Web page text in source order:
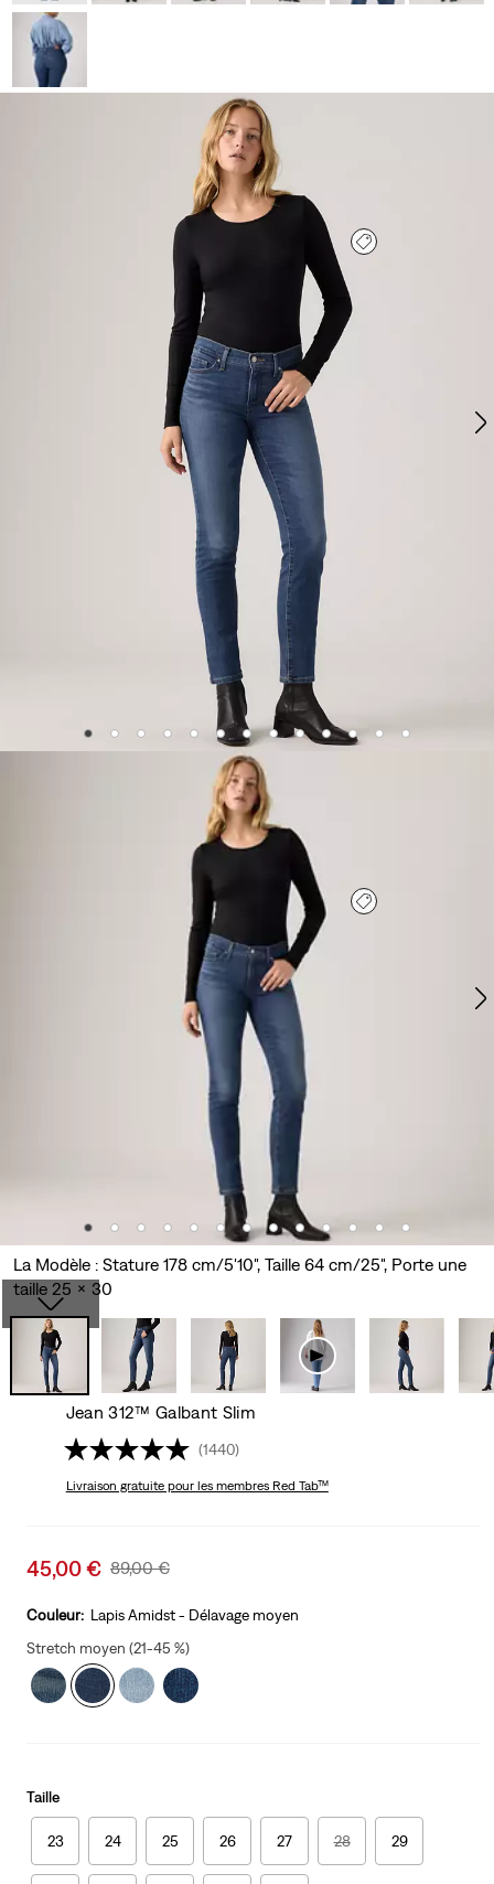
La Modèle : Stature 178 cm/5'10", Taille 64 cm/25", Porte une
taille 25 x 30
Jean 312™ Galbant Slim
(1440)
Livraison gratuitepour les membres Red Tab™
Sale
is
45,00 € Original
Was
89,00 €
Couleur: Lapis Amidst - Délavage moyen
Stretch moyen (21-45 %)
Taille
23 24 25 26 27 28 29